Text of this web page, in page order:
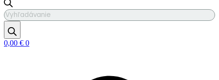
Products
search
0,00 € 0